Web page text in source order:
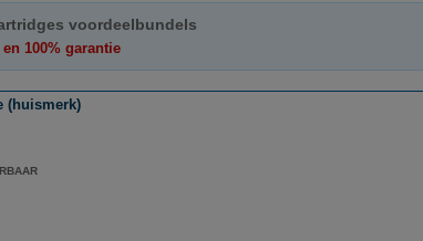
voordeelbundels
100% garantie
(huismerk)